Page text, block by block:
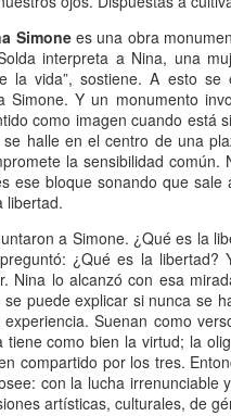
Simonees una obra
interpreta a Nina, una
la vida”, sostiene. A esto
Simone. Y un monumento
como imagen cuando está
halle en el centro de una
la sensibilidad
ese bloque sonando que
libertad.
a Simone. ¿Qué es la
¿Qué es la
Nina lo alcanzó con esa
puede explicar si nunca se
Suenan como
tiene como bien la virtud; la
compartido por los tres.
con la lucha
artísticas, culturales, de
Escribir contra toda
adversidad (estrepitosa)
Por Teresa Donato
estudiaba en la facultad,
el examen de
-el más difícil de la
, hubo un día que, entre
fotocopias, libros, café,
me dije: “Esto es lo que
hacer toda la vida”.
estaba leyendo y
en silencio encerrada
habitación, las horas no
Me veo tal cual, como si
viviéndolo ahora.
Damiselas Nº 1, a modo de editorial
Allá por las postrimerías del año
edición de Damiselas en apuros,
que hay que saber es que
damita (dicho esto siguiendo las
diferenciar un gato de un perro).